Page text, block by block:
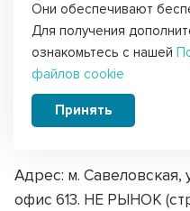
Главная
Запчасти для
Москве у м.
Магазин больше не
Адрес: м. Савеловская,
офис 613. НЕ РЫНОК
Они обеспечивают
Для получения
ознакомьтесь с нашей
файлов cookie
Принять